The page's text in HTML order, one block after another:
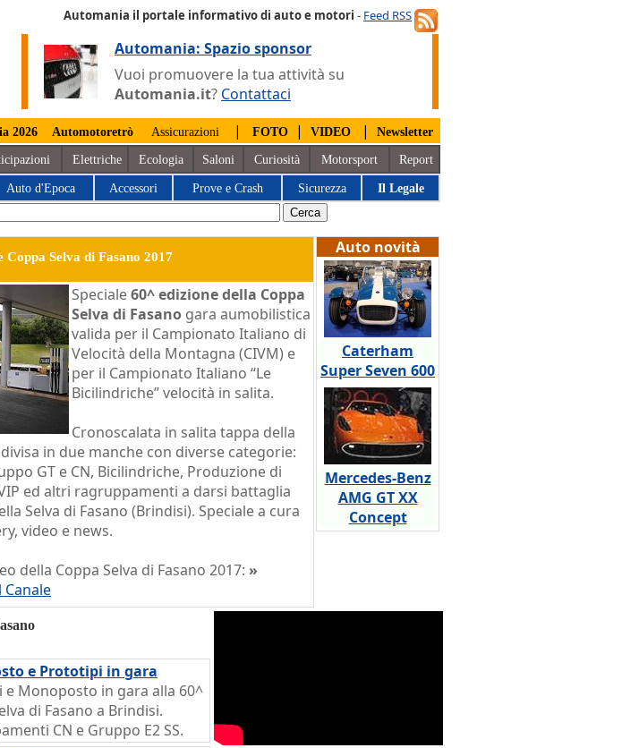
Automania il portale informativo di auto e motori - Feed RSS
Automania: Spazio sponsor
Vuoi promuovere la tua attività su
Automania.it? Contattaci
2026 Automotoretrò Assicurazioni | FOTO | VIDEO | Newsletter
Elettriche Ecologia Saloni Curiosità Motorsport Report
Auto d'Epoca Accessori Prove e Crash Sicurezza Il Legale
Coppa Selva di Fasano 2017
Speciale60^ edizione della Coppa
Selva di Fasano gara aumobilistica
valida per il Campionato Italiano di
Velocità della Montagna (CIVM) e
per il Campionato Italiano “Le
Bicilindriche” velocità in salita.
Cronoscalata in salita tappa della
in due manche con diverse categorie:
GT e CN, Bicilindriche, Produzione di
ed altri ragruppamenti a darsi battaglia
Selva di Fasano (Brindisi). Speciale a cura
video e news.
della Coppa Selva di Fasano 2017: »
Auto novità
Caterham
Super Seven 600
Mercedes-Benz
AMG GT XX
Concept
e Prototipi in gara
e Monoposto in gara alla 60^
di Fasano a Brindisi.
CN e Gruppo E2 SS.